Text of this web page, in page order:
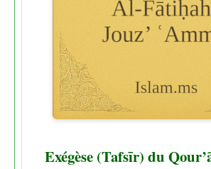
Exégèse (Tafsīr) du